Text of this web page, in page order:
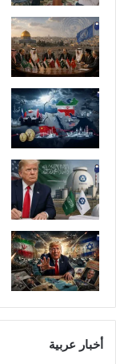
أخبار عربية